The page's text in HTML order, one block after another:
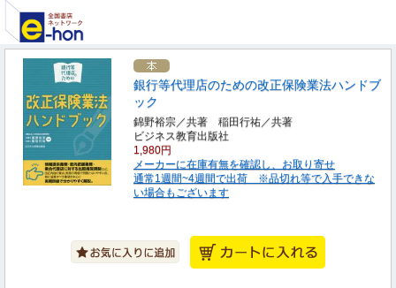
銀行等代理店のための改正保険業法ハンドブ
ック
錦野裕宗／共著 稲田行祐／共著
ビジネス教育出版社
1,980円
メーカーに在庫有無を確認し、お取り寄せ
通常1週間~4週間で出荷 ※品切れ等で入手できな
い場合もございます